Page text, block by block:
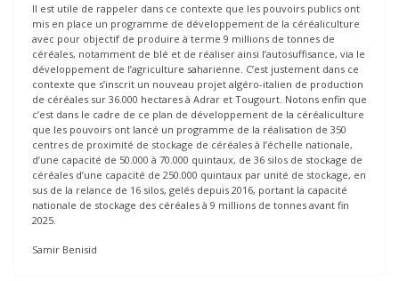
Il est utile de rappeler dans ce contexte que les pouvoirs publics ont
mis en place un programme de développement de la céréaliculture
avec pour objectif de produire à terme 9 millions de tonnes de
céréales, notamment de blé et de réaliser ainsi l’autosuffisance, via le
développement de l’agriculture saharienne. C’est justement dans ce
contexte que s’inscrit un nouveau projet algéro-italien de production
de céréales sur 36.000 hectares à Adrar et Tougourt. Notons enfin que
c’est dans le cadre de ce plan de développement de la céréaliculture
que les pouvoirs ont lancé un programme de la réalisation de 350
centres de proximité de stockage de céréales à l’échelle nationale,
d’une capacité de 50.000 à 70.000 quintaux, de 36 silos de stockage de
céréales d’une capacité de 250.000 quintaux par unité de stockage, en
sus de la relance de 16 silos, gelés depuis 2016, portant la capacité
nationale de stockage des céréales à 9 millions de tonnes avant fin
2025.
Samir Benisid